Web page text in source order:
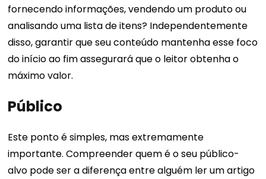
fornecendo informações, vendendo um produto ou
analisando uma lista de itens? Independentemente
disso, garantir que seu conteúdo mantenha esse foco
do início ao fim assegurará que o leitor obtenha o
máximo valor.
Público
Este ponto é simples, mas extremamente
importante. Compreender quem é o seu público-
alvo pode ser a diferença entre alguém ler um artigo